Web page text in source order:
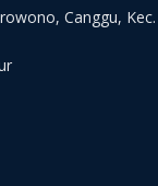
Canggu, Kec.